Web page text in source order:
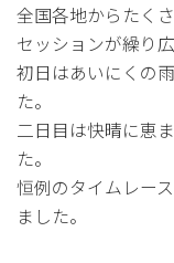
全国各地からたく
セッションが繰り
初日はあいにくの
た。
二日目は快晴に恵
た。
恒例のタイムレー
ました。